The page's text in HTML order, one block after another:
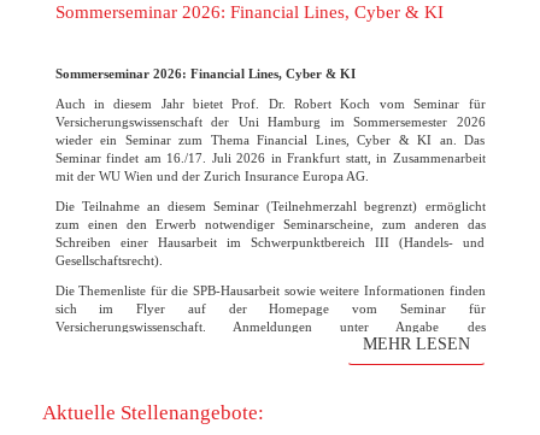
Sommerseminar 2026: Financial Lines, Cyber & KI
Sommerseminar 2026: Financial Lines, Cyber & KI
Auch in diesem Jahr bietet Prof. Dr. Robert Koch vom Seminar für
Versicherungswissenschaft der Uni Hamburg im Sommersemester 2026
wieder ein Seminar zum Thema Financial Lines, Cyber & KI an. Das
Seminar findet am 16./17. Juli 2026 in Frankfurt statt, in Zusammenarbeit
mit der WU Wien und der Zurich Insurance Europa AG.
Die Teilnahme an diesem Seminar (Teilnehmerzahl begrenzt) ermöglicht
zum einen den Erwerb notwendiger Seminarscheine, zum anderen das
Schreiben einer Hausarbeit im Schwerpunktbereich III (Handels- und
Gesellschaftsrecht).
Die Themenliste für die SPB-Hausarbeit sowie weitere Informationen finden
sich im Flyer auf der Homepage vom Seminar für
Versicherungswissenschaft. Anmeldungen unter Angabe des
Themenwunsches bitte bis zum 31. März 2026 direkt an den Lehrstuhl
Robert Koch. Die Vorbesprechung und finale Themenvergabe findet am 07.
MEHR LESEN
Aktuelle Stellenangebote: